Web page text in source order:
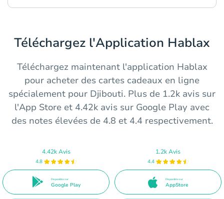
Téléchargez l'Application Hablax
Téléchargez maintenant l'application Hablax
pour acheter des cartes cadeaux en ligne
spécialement pour Djibouti. Plus de 1.2k avis sur
l'App Store et 4.42k avis sur Google Play avec
des notes élevées de 4.8 et 4.4 respectivement.
4.42k Avis
4.8
Disponible sur
Google Play
1.2k Avis
4.4
Disponible sur
AppStore